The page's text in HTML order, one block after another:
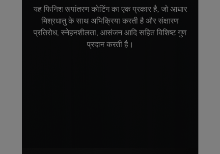
यह फिनिश रूपांतरण कोटिंग का एक प्रकार है, जो आधार
मिश्रधातु के साथ अभिक्रिया करती है और संक्षारण
प्रतिरोध, स्नेहनशीलता, आसंजन आदि सहित विशिष्ट गुण
प्रदान करती है।